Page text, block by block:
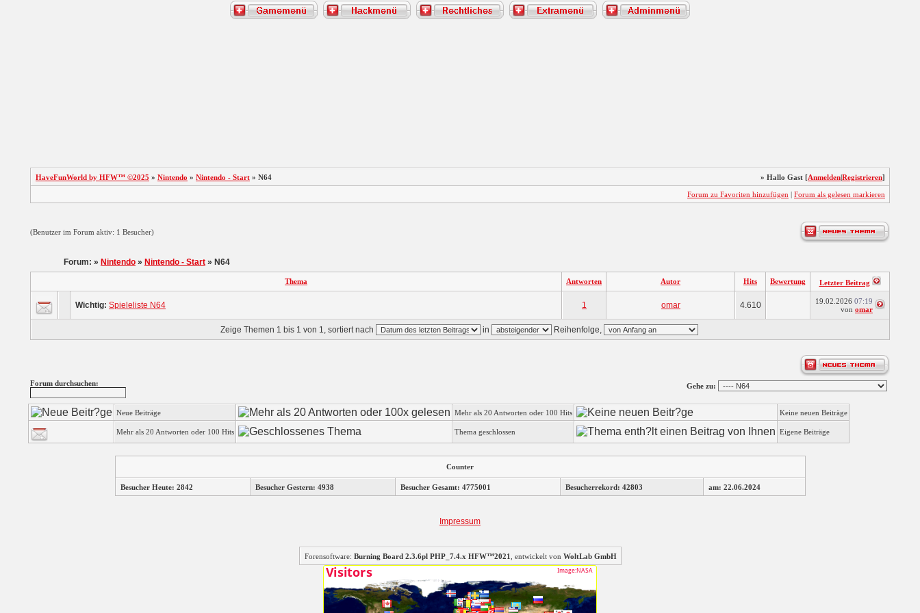
HaveFunWorld by HFW™ ©2025 » Nintendo » Nintendo - Start » N64 » Hallo Gast [Anmelden|Registrieren]
Forum zu Favoriten hinzufügen | Forum als gelesen markieren
(Benutzer im Forum aktiv: 1 Besucher)
Forum: » Nintendo » Nintendo - Start » N64
Thema Antworten Autor Hits Bewertung Letzter Beitrag
Wichtig: Spieleliste N64 1 omar 4.610 19.02.2026 07:19
von omar
Zeige Themen 1 bis 1 von 1, sortiert nach in Reihenfolge,
Forum durchsuchen: Gehe zu:
Neue Beiträge Mehr als 20 Antworten oder 100 Hits Keine neuen Beiträge
Mehr als 20 Antworten oder 100 Hits Thema geschlossen Eigene Beiträge
Counter
Besucher Heute: 2842 Besucher Gestern: 4938 Besucher Gesamt: 4775001 Besucherrekord: 42803 am: 22.06.2024
Impressum
Forensoftware: Burning Board 2.3.6pl PHP_7.4.x HFW™2021 , entwickelt von WoltLab GmbH